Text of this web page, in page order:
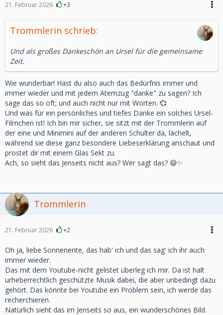
21. Februar 2026 +3
Trommlerin schrieb:
Und als großes Dankeschön an Ursel für die gemeinsame
Zeit.
Wie wunderbar! Hast du also auch das Bedürfnis immer und
immer wieder und mit jedem Atemzug "danke" zu sagen? Ich
sage das so oft; und auch nicht nur mit Worten. 💞
Und was für ein persönliches und tiefes Danke ein solches Ursel-
Filmchen ist! Ich bin mir sicher, sie sitzt mit der Trommlerin auf
der eine und Minimini auf der anderen Schulter da, lächelt,
während sie diese ganz besondere Liebeserklärung anschaut und
prostet dir mit einem Glas Sekt zu.
Ach, so sieht das Jenseits nicht aus? Wer sagt das? 😄✨
Trommlerin
21. Februar 2026 +2
Oh ja, liebe Sonnenente, das hab' ich und das sag' ich ihr auch
immer wieder.
Das mit dem Youtube-nicht gelistet überleg ich mir. Da ist halt
urheberrechtlich geschützte Musik dabei, die aber unbedingt dazu
gehört. Das könnte bei Youtube ein Problem sein, ich werde das
recherchieren.
Natürlich sieht das im Jenseits so aus, ein wunderschönes Bild.